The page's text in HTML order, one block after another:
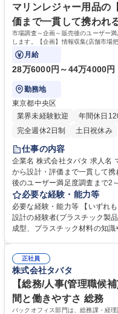
マリンレジャー用品の
価まで一貫して携われ
市場調査～企画～販売後のユーザー
します。【企画】情報収集(店舗市場
場調査)→コンセプト決め(情報を元に
月給
28万6000円～44万4000円
勤務地
東京都中央区
業界未経験歓迎
年間休日
完全週休2日制
土日祝休み
仕事の内容
企業名 株式会社タバタ 求人名 マリンレジャー用品の【企画開発職】企画
から設計・評価まで一貫して携われる 仕事の内容 市場調
後のユーザー満足度調査まで2
【企画】情報収集(店舗市場把
会/市場調査)→コンセプト決め(情報を元に 製品シス
決め(外部デザイナーへ依頼)→
計→試作モデル作成→機能評価
の金型成形先立会いも有)。 [業務内
マリンレジャー用品の【企画開
われる
必要な経験・能力等
必要な経験・能力等 【いずれ
設計の経験者(プラスチック製
成型、プラスチック材料の知
で最後までつくり上げる」実感
スイミングゴーグルや、プロゴ
リートが使うプロダクトに携
としての技術基盤を活かしつつ
学歴・資格 学歴：大学院 大学
正社員
株式会社タバタ
【総務/人事(管理職候
間と働きやすさ 総務
バックオフィス部門は、総務課・経